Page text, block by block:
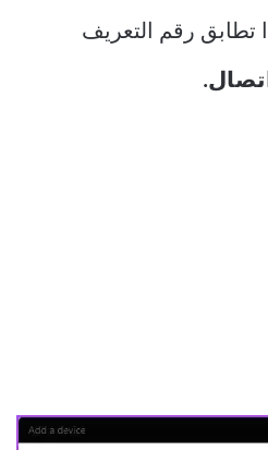
تطابق رقم التعريف
اتصال.